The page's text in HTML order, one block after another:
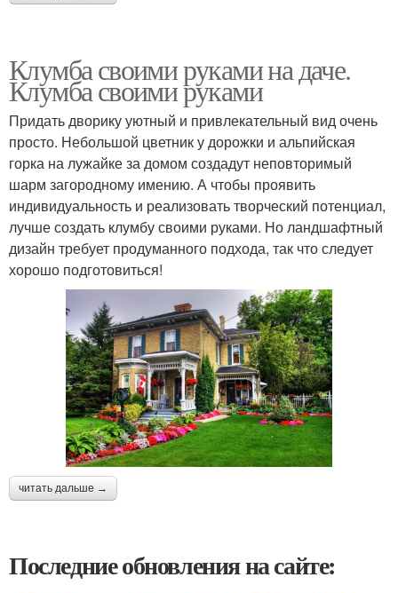
Клумба своими руками на даче.
Клумба своими руками
Придать дворику уютный и привлекательный вид очень
просто. Небольшой цветник у дорожки и альпийская
горка на лужайке за домом создадут неповторимый
шарм загородному имению. А чтобы проявить
индивидуальность и реализовать творческий потенциал,
лучше создать клумбу своими руками. Но ландшафтный
дизайн требует продуманного подхода, так что следует
хорошо подготовиться!
читать дальше →
Последние обновления на сайте: